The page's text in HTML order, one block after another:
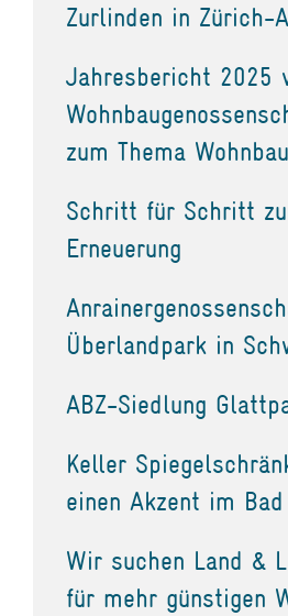
Zurlinden in Zürich-
Jahresbericht 2025
zum Thema
Schritt für Schritt
Erneuerung
Überlandpark in
ABZ-Siedlung
Keller
einen Akzent im Bad
Wir suchen Land &
für mehr günstigen